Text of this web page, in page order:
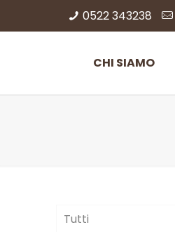
0522 343238
CHI SIAMO
Tutti